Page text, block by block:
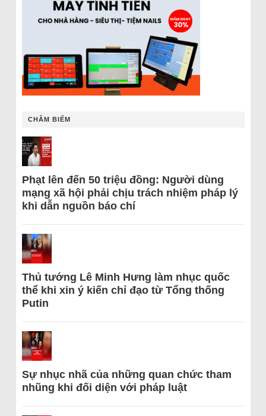
CHÂM BIẾM
Phạt lên đến 50 triệu đồng: Người dùng
mạng xã hội phải chịu trách nhiệm pháp lý
khi dẫn nguồn báo chí
Thủ tướng Lê Minh Hưng làm nhục quốc
thể khi xin ý kiến chỉ đạo từ Tổng thống
Putin
Sự nhục nhã của những quan chức tham
nhũng khi đối diện với pháp luật